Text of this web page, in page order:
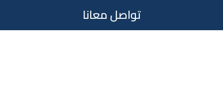
تواصل معانا